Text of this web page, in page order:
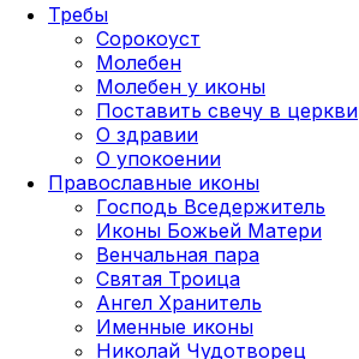
Требы
Сорокоуст
Молебен
Молебен у иконы
Поставить свечу в церкви
О здравии
О упокоении
Православные иконы
Господь Вседержитель
Иконы Божьей Матери
Венчальная пара
Святая Троица
Ангел Хранитель
Именные иконы
Николай Чудотворец